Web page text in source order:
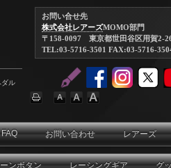
ル
お問い合せ先
株式会社レアーズMOMO部門
〒158-0097 東京都世田谷区用賀2-
TEL:03-5716-3501 FAX:03-5716-
FAQ お問い合わせ レアーズ
ンボタン レーシングギア グ